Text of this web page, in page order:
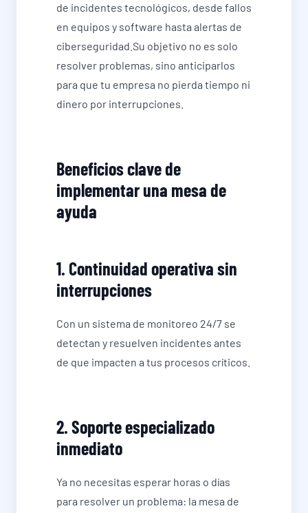
de incidentes tecnológicos, desde fallos
en equipos y software hasta alertas de
ciberseguridad.Su objetivo no es solo
resolver problemas, sino anticiparlos
para que tu empresa no pierda tiempo ni
dinero por interrupciones.
Beneficios clave de
implementar una mesa de
ayuda
1. Continuidad operativa sin
interrupciones
Con un sistema de monitoreo 24/7 se
detectan y resuelven incidentes antes
de que impacten a tus procesos críticos.
2. Soporte especializado
inmediato
Ya no necesitas esperar horas o días
para resolver un problema: la mesa de